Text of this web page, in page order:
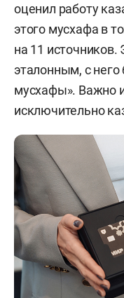
оценил работу
этого мусхафа в
на 11 источников.
эталонным, с него
мусхафы». Важно и
исключительно